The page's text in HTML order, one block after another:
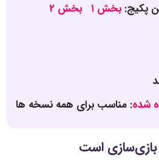
پکیج:بخش ۱
بخش ۲
شده: مناسب برای همه نسخه ها
است